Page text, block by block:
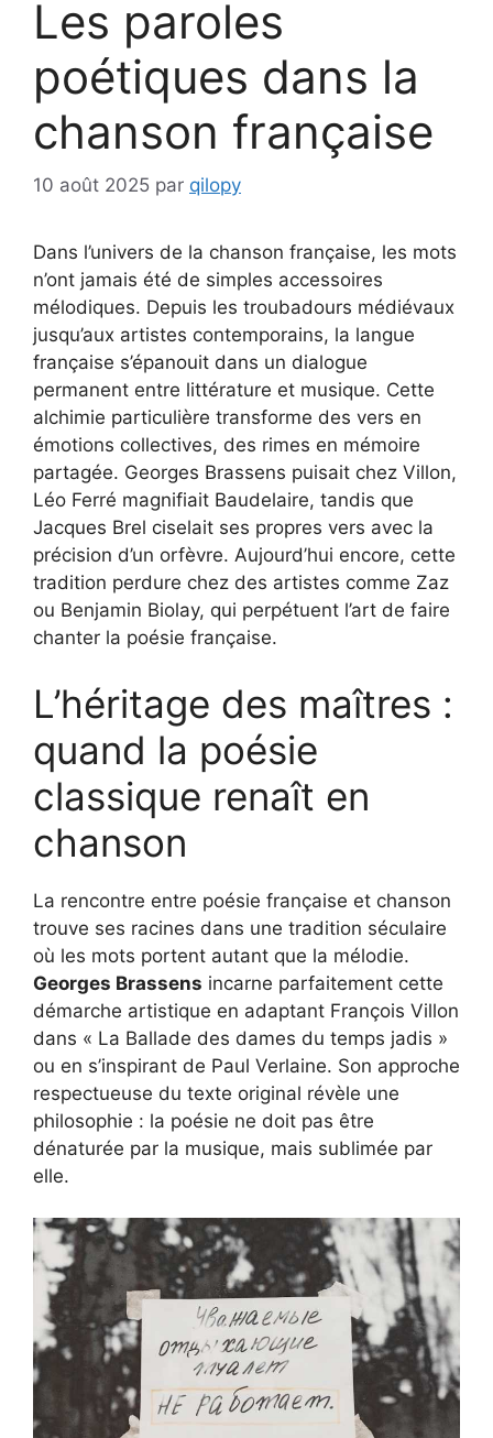
Les paroles
poétiques dans la
chanson française
10 août 2025 par qilopy
Dans l’univers de la chanson française, les mots
n’ont jamais été de simples accessoires
mélodiques. Depuis les troubadours médiévaux
jusqu’aux artistes contemporains, la langue
française s’épanouit dans un dialogue
permanent entre littérature et musique. Cette
alchimie particulière transforme des vers en
émotions collectives, des rimes en mémoire
partagée. Georges Brassens puisait chez Villon,
Léo Ferré magnifiait Baudelaire, tandis que
Jacques Brel ciselait ses propres vers avec la
précision d’un orfèvre. Aujourd’hui encore, cette
tradition perdure chez des artistes comme Zaz
ou Benjamin Biolay, qui perpétuent l’art de faire
chanter la poésie française.
L’héritage des maîtres :
quand la poésie
classique renaît en
chanson
La rencontre entre poésie française et chanson
trouve ses racines dans une tradition séculaire
où les mots portent autant que la mélodie.
Georges Brassens incarne parfaitement cette
démarche artistique en adaptant François Villon
dans « La Ballade des dames du temps jadis »
ou en s’inspirant de Paul Verlaine. Son approche
respectueuse du texte original révèle une
philosophie : la poésie ne doit pas être
dénaturée par la musique, mais sublimée par
elle.